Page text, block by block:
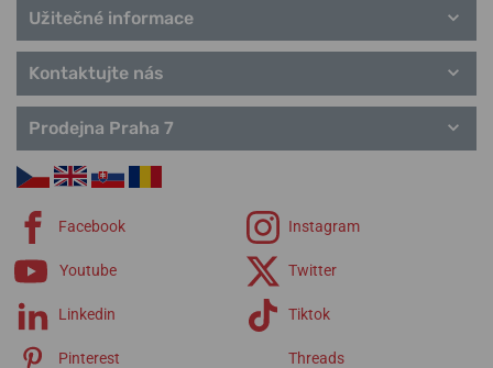
Užitečné informace
Kontaktujte nás
Prodejna Praha 7
Facebook Instagram
Youtube Twitter
Linkedin Tiktok
Pinterest Threads